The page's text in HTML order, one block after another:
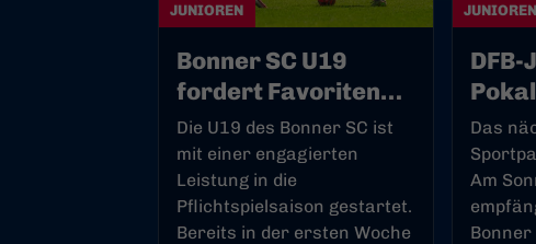
JUNIOREN
Bonner SC U19
fordert Favoriten
lange heraus
Die U19 des Bonner SC ist
mit einer engagierten
Leistung in die
Pflichtspielsaison gestartet.
Bereits in der ersten Woche
JUNIOREN
Pauli
Das
Am
Bonner